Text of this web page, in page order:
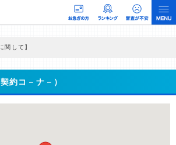
関して】
ではなく、当編集部の調査／ユーザーへの口コミ収集な
た情報提供を行っています。
約コ－ナ－）